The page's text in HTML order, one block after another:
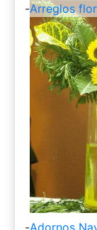
-Arreglos